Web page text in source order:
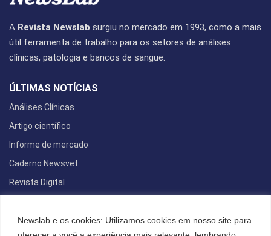
Newslab e os cookies: Utilizamos cookies em nosso site para
A Revista Newslab surgiu no mercado em 1993, como a mais
útil ferramenta de trabalho para os setores de análises
clínicas, patologia e bancos de sangue.
ÚLTIMAS NOTÍCIAS
Análises Clínicas
Artigo científico
Informe de mercado
Caderno Newsvet
Revista Digital